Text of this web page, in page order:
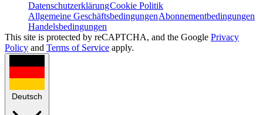
DatenschutzerklärungCookie Politik
Allgemeine GeschäftsbedingungenAbonnementbedingungen
Handelsbedingungen
This site is protected by reCAPTCHA, and the Google Privacy
Policy and Terms of Service apply.
Deutsch